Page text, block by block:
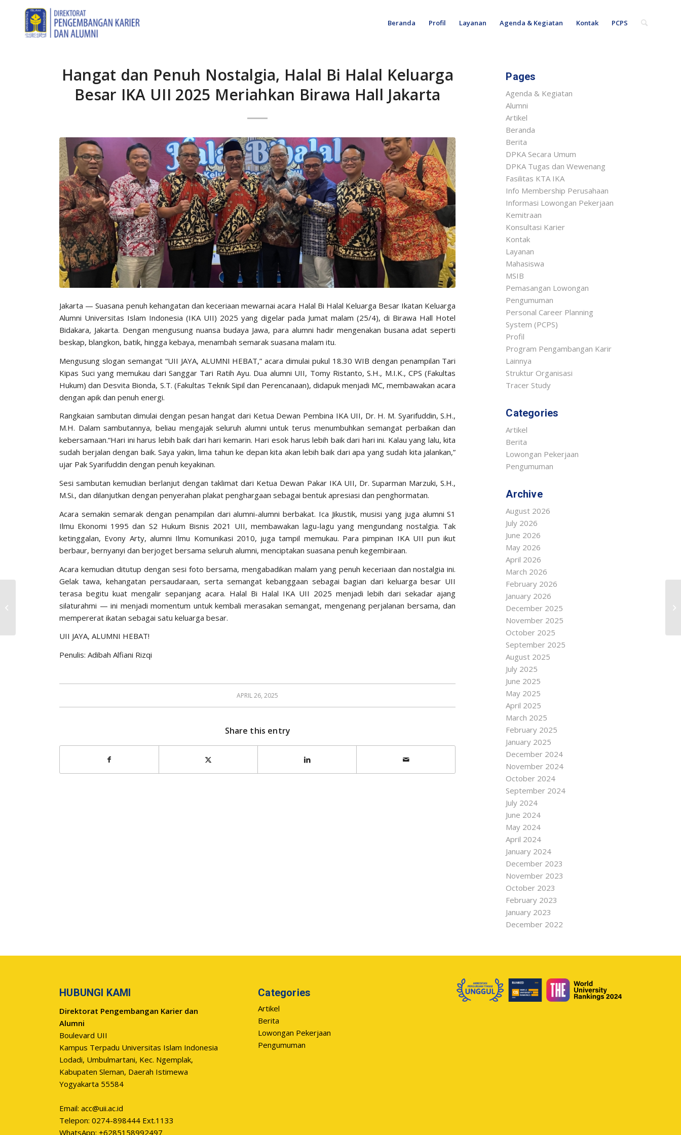
Beranda Profil Layanan Agenda & Kegiatan Kontak PCPS
Hangat dan Penuh Nostalgia, Halal Bi Halal Keluarga
Besar IKA UII 2025 Meriahkan Birawa Hall Jakarta
Jakarta — Suasana penuh kehangatan dan keceriaan mewarnai acara Halal Bi Halal Keluarga Besar Ikatan Keluarga
Alumni Universitas Islam Indonesia (IKA UII) 2025 yang digelar pada Jumat malam (25/4), di Birawa Hall Hotel
Bidakara, Jakarta. Dengan mengusung nuansa budaya Jawa, para alumni hadir mengenakan busana adat seperti
beskap, blangkon, batik, hingga kebaya, menambah semarak suasana malam itu.
Mengusung slogan semangat “UII JAYA, ALUMNI HEBAT,” acara dimulai pukul 18.30 WIB dengan penampilan Tari
Kipas Suci yang memukau dari Sanggar Tari Ratih Ayu. Dua alumni UII, Tomy Ristanto, S.H., M.I.K., CPS (Fakultas
Hukum) dan Desvita Bionda, S.T. (Fakultas Teknik Sipil dan Perencanaan), didapuk menjadi MC, membawakan acara
dengan apik dan penuh energi.
Rangkaian sambutan dimulai dengan pesan hangat dari Ketua Dewan Pembina IKA UII, Dr. H. M. Syarifuddin, S.H.,
M.H. Dalam sambutannya, beliau mengajak seluruh alumni untuk terus menumbuhkan semangat perbaikan dan
kebersamaan.“Hari ini harus lebih baik dari hari kemarin. Hari esok harus lebih baik dari hari ini. Kalau yang lalu, kita
sudah berjalan dengan baik. Saya yakin, lima tahun ke depan kita akan lebih baik dari apa yang sudah kita jalankan,”
ujar Pak Syarifuddin dengan penuh keyakinan.
Sesi sambutan kemudian berlanjut dengan taklimat dari Ketua Dewan Pakar IKA UII, Dr. Suparman Marzuki, S.H.,
M.Si., dan dilanjutkan dengan penyerahan plakat penghargaan sebagai bentuk apresiasi dan penghormatan.
Acara semakin semarak dengan penampilan dari alumni-alumni berbakat. Ica Jikustik, musisi yang juga alumni S1
Ilmu Ekonomi 1995 dan S2 Hukum Bisnis 2021 UII, membawakan lagu-lagu yang mengundang nostalgia. Tak
ketinggalan, Evony Arty, alumni Ilmu Komunikasi 2010, juga tampil memukau. Para pimpinan IKA UII pun ikut
berbaur, bernyanyi dan berjoget bersama seluruh alumni, menciptakan suasana penuh kegembiraan.
Acara kemudian ditutup dengan sesi foto bersama, mengabadikan malam yang penuh keceriaan dan nostalgia ini.
Gelak tawa, kehangatan persaudaraan, serta semangat kebanggaan sebagai bagian dari keluarga besar UII
terasa begitu kuat mengalir sepanjang acara. Halal Bi Halal IKA UII 2025 menjadi lebih dari sekadar ajang
silaturahmi — ini menjadi momentum untuk kembali merasakan semangat, mengenang perjalanan bersama, dan
mempererat ikatan sebagai satu keluarga besar.
UII JAYA, ALUMNI HEBAT!
Penulis: Adibah Alfiani Rizqi
APRIL 26, 2025
Share this entry
Pages
Agenda & Kegiatan
Alumni
Artikel
Beranda
Berita
DPKA Secara Umum
DPKA Tugas dan Wewenang
Fasilitas KTA IKA
Info Membership Perusahaan
Informasi Lowongan Pekerjaan
Kemitraan
Konsultasi Karier
Kontak
Layanan
Mahasiswa
MSIB
Pemasangan Lowongan
Pengumuman
Personal Career Planning
System (PCPS)
Profil
Program Pengambangan Karir
Lainnya
Struktur Organisasi
Tracer Study
Categories
Artikel
Berita
Lowongan Pekerjaan
Pengumuman
Archive
August 2026
July 2026
June 2026
May 2026
April 2026
March 2026
February 2026
January 2026
December 2025
November 2025
October 2025
September 2025
August 2025
July 2025
June 2025
May 2025
April 2025
March 2025
February 2025
January 2025
December 2024
November 2024
October 2024
September 2024
July 2024
June 2024
May 2024
April 2024
January 2024
December 2023
November 2023
October 2023
February 2023
January 2023
December 2022
HUBUNGI KAMI
Direktorat Pengembangan Karier dan
Alumni
Boulevard UII
Kampus Terpadu Universitas Islam Indonesia
Lodadi, Umbulmartani, Kec. Ngemplak,
Kabupaten Sleman, Daerah Istimewa
Yogyakarta 55584
Email:acc@uii.ac.id
Telepon: 0274-898444 Ext.1133
WhatsApp: +6285158992497
Categories
Artikel
Berita
Lowongan Pekerjaan
Pengumuman
PENGURUS DPP IKA UII